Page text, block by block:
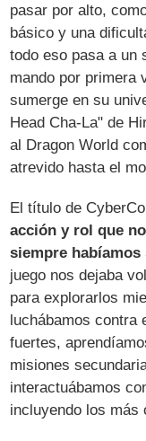
pasar por alto,
básico y una
todo eso pasa a un
mando por primera
sumerge en su
Head Cha-La" de
al Dragon World
atrevido hasta el
El título de
acción y rol que
siempre habíamos
juego nos dejaba
para explorarlos
luchábamos contra
fuertes,
misiones
interactuábamos
incluyendo los más